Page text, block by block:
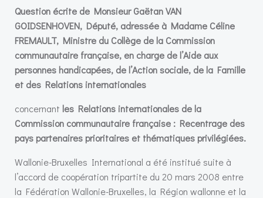
Question écrite de Monsieur Gaëtan VAN
GOIDSENHOVEN, Député, adressée à Madame Céline
FREMAULT, Ministre du Collège de la Commission
communautaire française, en charge de l’Aide aux
personnes handicapées, de l’Action sociale, de la Famille
et des Relations internationales
concernant les Relations internationales de la
Commission communautaire française : Recentrage des
pays partenaires prioritaires et thématiques privilégiées.
Wallonie-Bruxelles International a été institué suite à
l’accord de coopération tripartite du 20 mars 2008 entre
la Fédération Wallonie-Bruxelles, la Région wallonne et la